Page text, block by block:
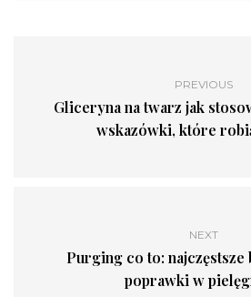
PREVIOUS
Gliceryna na twarz jak
wskazówki, które
NEXT
Purging co to: najczęstsze
poprawki w